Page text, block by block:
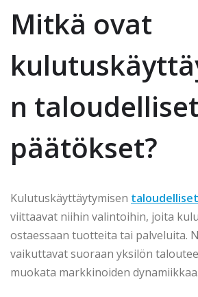
Mitkä ovat
n taloudelliset
päätökset?
Kulutuskäyttäytymisen
viittaavat niihin valintoihin, joita
ostaessaan tuotteita tai palveluita.
vaikuttavat suoraan yksilön
muokata markkinoiden dynamiikkaa.